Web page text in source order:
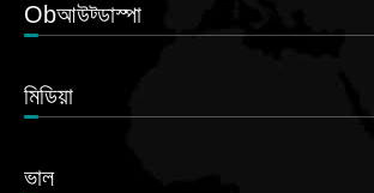
Obআউট্ডাস্পা
মিডিয়া
ভাল